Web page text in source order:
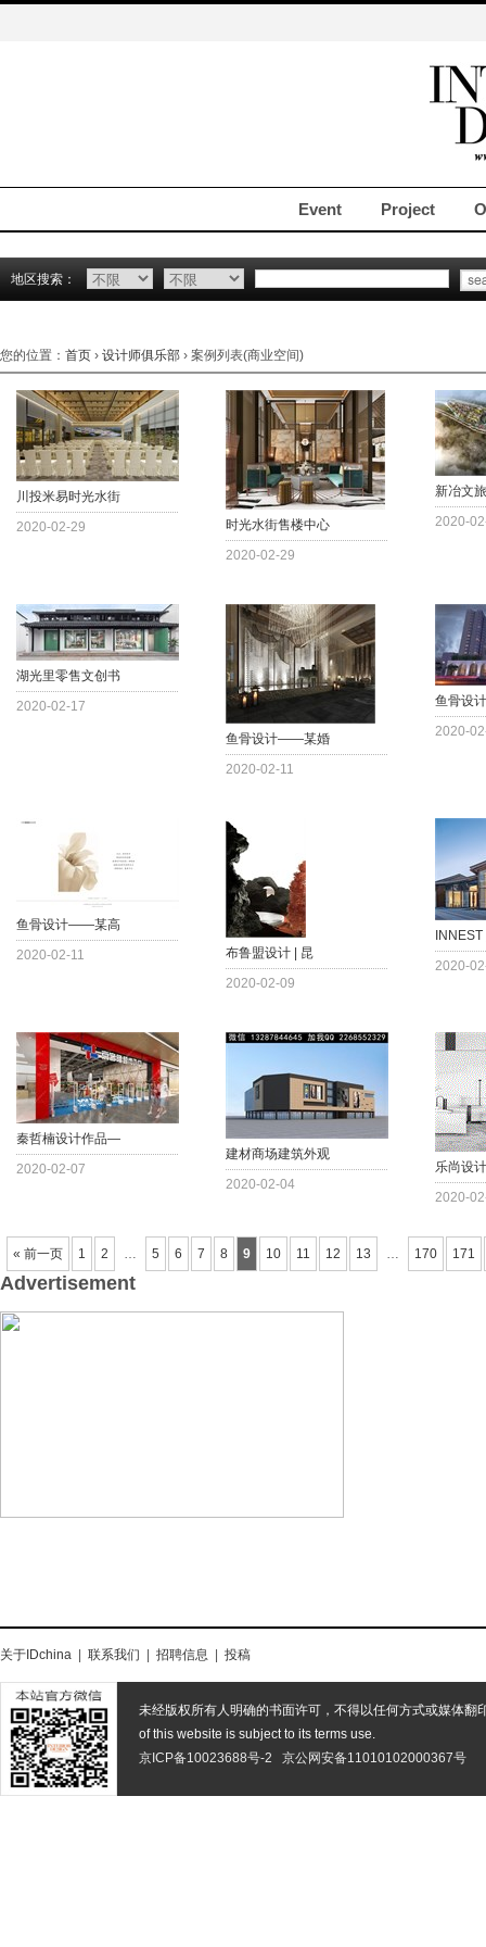
Event Project
地区搜索：
您的位置： 首页 › 设计师俱乐部 › 案例列表(商业空间)
川投米易时光水街
2020-02-29
时光水街售楼中心
2020-02-29
新冶文
2020-
湖光里零售文创书
2020-02-17
鱼骨设计——某婚
2020-02-11
鱼骨设
2020-
鱼骨设计——某高
2020-02-11
布鲁盟设计 | 昆
2020-02-09
2020-
秦哲楠设计作品—
2020-02-07
建材商场建筑外观
2020-02-04
乐尚设
2020-
« 前一页 1 2 … 5 6 7 8 9 10 11 12 13 … 170 171
Advertisement
关于IDchina 联系我们 招聘信息 投稿
未经版权所有人明确的书面许可，不得以任何方式或媒体翻
of this website is subject to its terms use.
京ICP备10023688号-2
京公网安备11010102000367号